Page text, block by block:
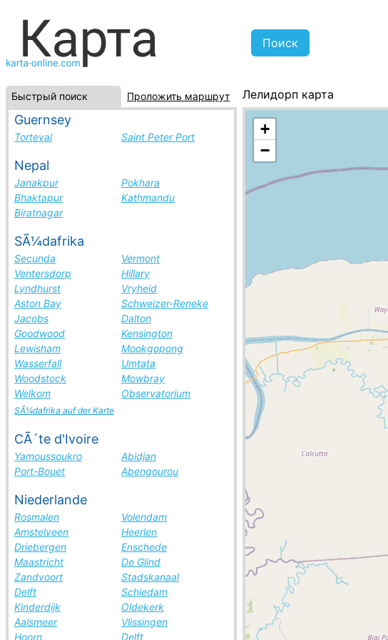
Быстрый поиск Проложить маршрут
Guernsey
Torteval Saint Peter Port
Nepal
Janakpur
Pokhara
Bhaktapur
Kathmandu
Biratnagar
SÃ¼dafrika
Secunda
Vermont
Ventersdorp
Hillary
Lyndhurst
Vryheid
Aston Bay
Schweizer-Reneke
Jacobs
Dalton
Goodwood
Kensington
Lewisham
Mookgopong
Wasserfall
Umtata
Woodstock
Mowbray
Welkom
Observatorium
SÃ¼dafrika auf der Karte
CÃ´te d'Ivoire
Yamoussoukro
Abidjan
Port-Bouet
Abengourou
Niederlande
Rosmalen
Volendam
Amstelveen
Heerlen
Driebergen
Enschede
Maastricht
De Glind
Zandvoort
Stadskanaal
Delft
Schiedam
Kinderdijk
Oldekerk
Aalsmeer
Vlissingen
Hoorn
Delft
Лелидорп карта
Суринам, список
+
−